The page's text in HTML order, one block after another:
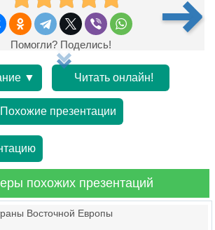
Помогли? Поделись!
▼ Читать онлайн!
Похожие презентации
похожих презентаций
Восточной Европы